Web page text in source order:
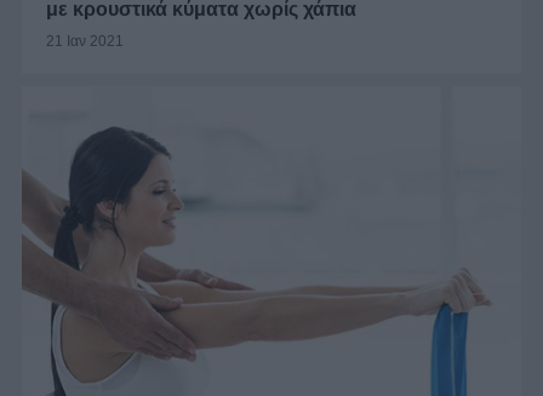
με κρουστικά κύματα χωρίς χάπια
21 Ιαν 2021